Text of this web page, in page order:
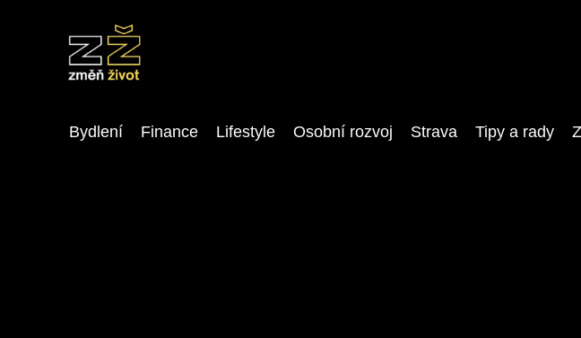
Bydlení Finance Lifestyle Osobní rozvoj Strava Tipy a rady